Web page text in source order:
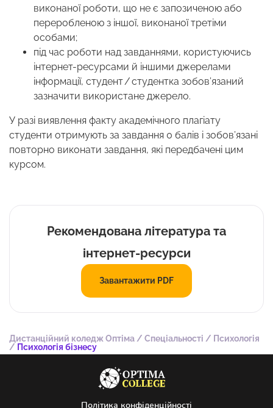
виконаної роботи, що не є запозиченою або
переробленою з іншої, виконаної третіми
особами;
під час роботи над завданнями, користуючись
інтернет-ресурсами й іншими джерелами
інформації, студент / студентка зобов’язаний
зазначити використане джерело.
У разі виявлення факту академічного плагіату
студенти отримують за завдання 0 балів і зобов’язані
повторно виконати завдання, які передбачені цим
курсом.
Рекомендована література та
інтернет-ресурси
Завантажити PDF
Дистанційний коледж Оптіма/ Спеціальності / Психологія
/ Психологія бізнесу
Політика конфіденційності